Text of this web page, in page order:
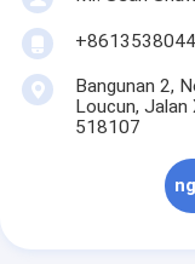
Bangunan 2,
Loucun, Jalan
518107